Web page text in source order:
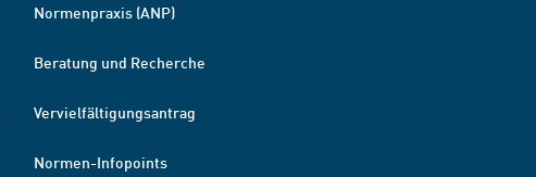
Normenpraxis (ANP)
Beratung und Recherche
Vervielfältigungsantrag
Normen-Infopoints